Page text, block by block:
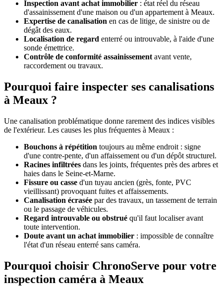
Inspection avant achat immobilier : état réel du réseau
d'assainissement d'une maison ou d'un appartement à Meaux.
Expertise de canalisation en cas de litige, de sinistre ou de
dégât des eaux.
Localisation de regard enterré ou introuvable, à l'aide d'une
sonde émettrice.
Contrôle de conformité assainissement avant vente,
raccordement ou travaux.
Pourquoi faire inspecter ses canalisations
à Meaux ?
Une canalisation problématique donne rarement des indices visibles
de l'extérieur. Les causes les plus fréquentes à Meaux :
Bouchons à répétition toujours au même endroit : signe
d'une contre-pente, d'un affaissement ou d'un dépôt structurel.
Racines infiltrées dans les joints, fréquentes près des arbres et
haies dans le Seine-et-Marne.
Fissure ou casse d'un tuyau ancien (grès, fonte, PVC
vieillissant) provoquant fuites et affaissements.
Canalisation écrasée par des travaux, un tassement de terrain
ou le passage de véhicules.
Regard introuvable ou obstrué qu'il faut localiser avant
toute intervention.
Doute avant un achat immobilier : impossible de connaître
l'état d'un réseau enterré sans caméra.
Pourquoi choisir ChronoServe pour votre
inspection caméra à Meaux